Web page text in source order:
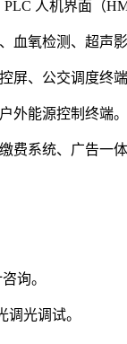
人机界面（
血氧检测、超声影
屏、公交调度终端
外能源控制终端。
费系统、广告一
询。
光调试。